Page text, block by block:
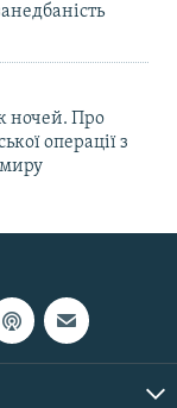
ночей. Про
операції з
миру